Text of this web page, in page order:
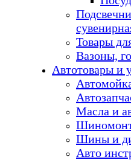
Товары
Вазоны,
Автотовары и
Масла и
Шины и
Авто